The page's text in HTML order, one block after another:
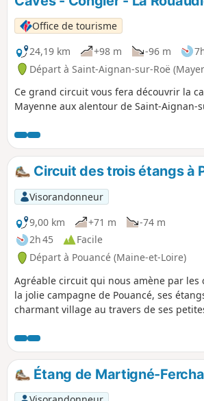
Office de tourisme
24,19 km
+98 m -96 m
Départ à Saint-Aignan-sur-Roë
Ce grand circuit vous fera découvrir la
Mayenne aux alentour de Saint-Aignan-
Circuit des trois étangs à
Visorandonneur
9,00 km
+71 m
-74 m
2h 45
Facile
Départ à Pouancé (Maine-et-Loire)
Agréable circuit qui nous amène par les
la jolie campagne de Pouancé, ses
charmant village au travers de ses
avec de jolis points de vue.
Étang de Martigné-